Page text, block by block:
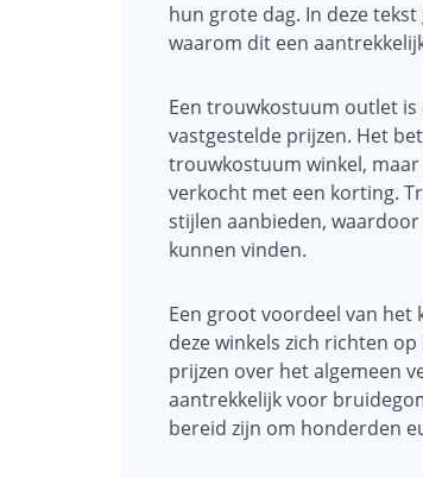
hun grote dag. In deze
waarom dit een
Een trouwkostuum outlet
vastgestelde prijzen. Het
trouwkostuum winkel,
verkocht met een korting.
stijlen aanbieden,
kunnen vinden.
Een groot voordeel van
deze winkels zich richten
prijzen over het algemeen
aantrekkelijk voor
bereid zijn om honderden